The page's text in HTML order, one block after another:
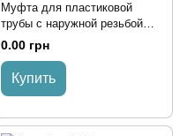
Муфта для пластиковой
трубы с наружной резьбой
Poelsan
0.00 грн
Купить